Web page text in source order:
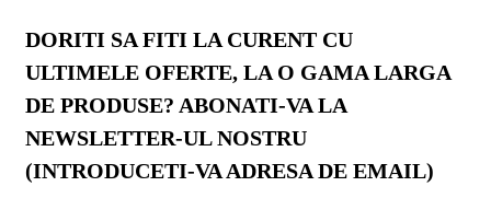
DORITI SA FITI LA CURENT CU
ULTIMELE OFERTE, LA O GAMA LARGA
DE PRODUSE? ABONATI-VA LA
NEWSLETTER-UL NOSTRU
(INTRODUCETI-VA ADRESA DE EMAIL)